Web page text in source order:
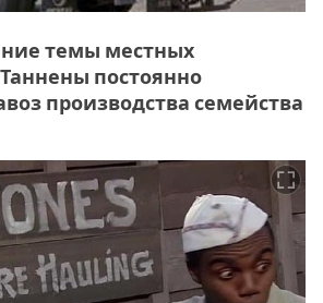
темы местных
постоянно
производства семейства